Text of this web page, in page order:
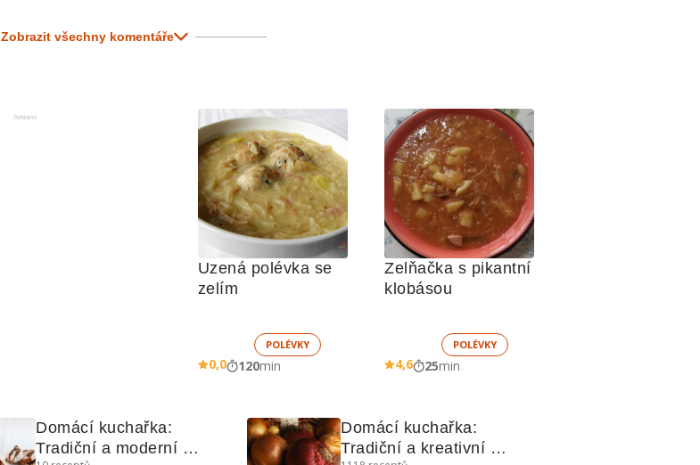
Zobrazit všechny komentáře
Reklama
Uzená polévka se
zelím
POLÉVKY
0,0 120min
Zelňačka s pikantní
klobásou
POLÉVKY
4,6 25min
Domácí kuchařka:
Tradiční a moderní
Domácí kuchařka:
Tradiční a kreativní